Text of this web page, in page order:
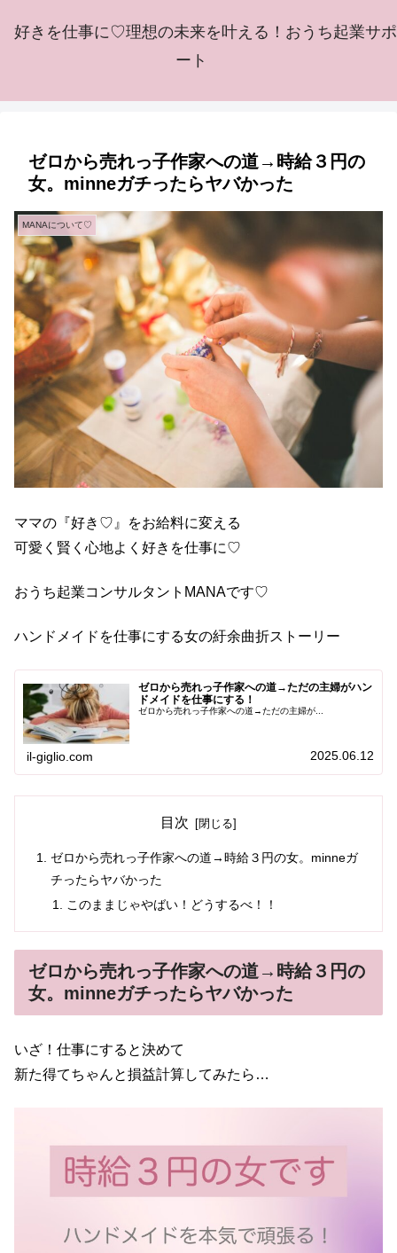
好きを仕事に♡理想の未来を叶える！おうち起業サポ
ート
ゼロから売れっ子作家への道→時給３円の
女。minneガチったらヤバかった
MANAについて♡
ママの『好き♡』をお給料に変える
可愛く賢く心地よく好きを仕事に♡
おうち起業コンサルタントMANAです♡
ハンドメイドを仕事にする女の紆余曲折ストーリー
ゼロから売れっ子作家への道→ただの主婦がハン
ドメイドを仕事にする！
ゼロから売れっ子作家への道→ただの主婦が...
il-giglio.com 2025.06.12
目次
ゼロから売れっ子作家への道→時給３円の女。minneガ
チったらヤバかった
このままじゃやばい！どうするべ！！
ゼロから売れっ子作家への道→時給３円の
女。minneガチったらヤバかった
いざ！仕事にすると決めて
新た得てちゃんと損益計算してみたら…